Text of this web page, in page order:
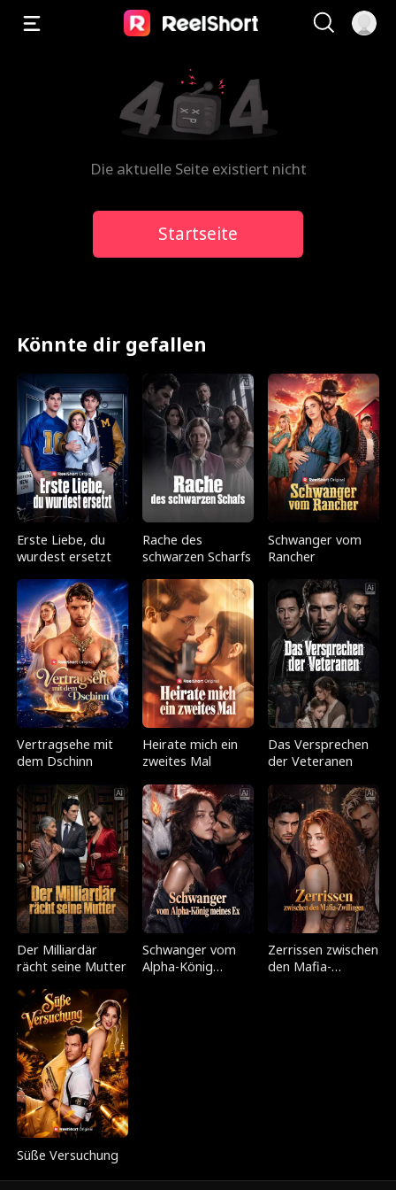
Die aktuelle Seite existiert nicht
Startseite
Könnte dir gefallen
Erste Liebe, du
wurdest ersetzt
Rache des
schwarzen Scharfs
Schwanger vom
Rancher
Vertragsehe mit
dem Dschinn
Heirate mich ein
zweites Mal
Das Versprechen
der Veteranen
Der Milliardär
rächt seine Mutter
Schwanger vom
Alpha-König
Zerrissen zwischen
den Mafia-
Süße Versuchung